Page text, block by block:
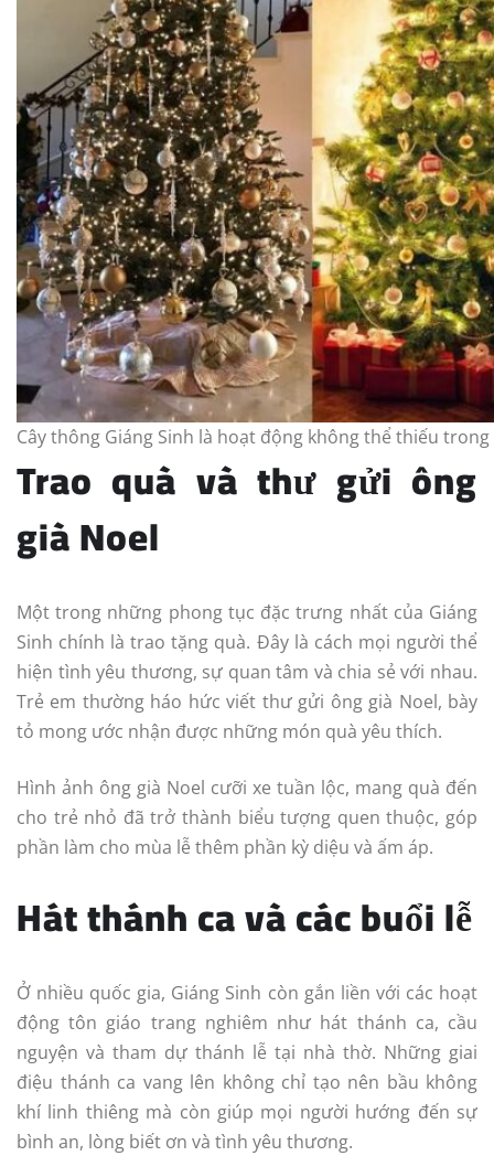
Cây thông Giáng Sinh là hoạt động không thể thiếu
Trao quà và thư gửi ông
già Noel
Một trong những phong tục đặc trưng nhất của Giáng
Sinh chính là trao tặng quà. Đây là cách mọi người thể
hiện tình yêu thương, sự quan tâm và chia sẻ với nhau.
Trẻ em thường háo hức viết thư gửi ông già Noel, bày
tỏ mong ước nhận được những món quà yêu thích.
Hình ảnh ông già Noel cưỡi xe tuần lộc, mang quà đến
cho trẻ nhỏ đã trở thành biểu tượng quen thuộc, góp
phần làm cho mùa lễ thêm phần kỳ diệu và ấm áp.
Hát thánh ca và các buổi lễ
Ở nhiều quốc gia, Giáng Sinh còn gắn liền với các hoạt
động tôn giáo trang nghiêm như hát thánh ca, cầu
nguyện và tham dự thánh lễ tại nhà thờ. Những giai
điệu thánh ca vang lên không chỉ tạo nên bầu không
khí linh thiêng mà còn giúp mọi người hướng đến sự
bình an, lòng biết ơn và tình yêu thương.